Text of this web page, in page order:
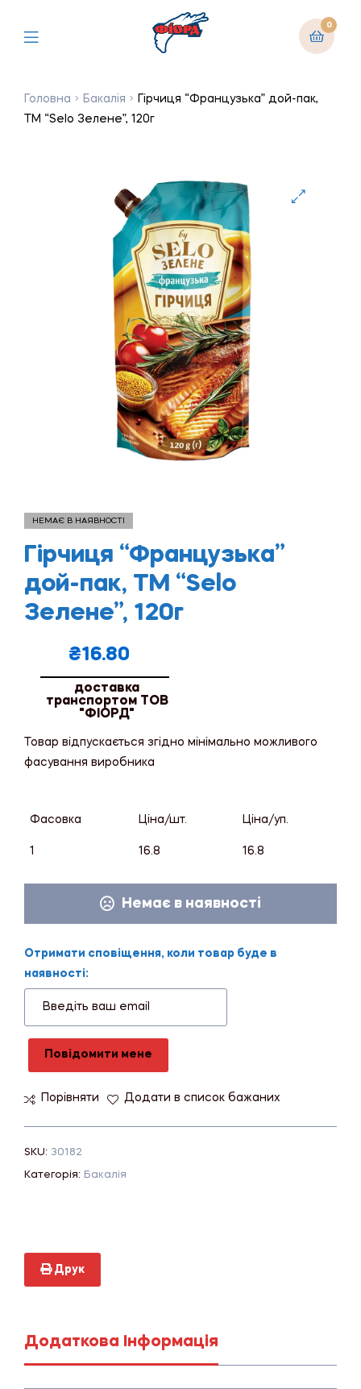
0
Головна Бакалія
Гірчиця “Французька” дой-пак,
ТМ “Selo Зелене”, 120г
НЕМАЄ В НАЯВНОСТІ
Гірчиця “Французька”
дой-пак, ТМ “Selo
Зелене”, 120г
₴16.80
доставка
транспортом ТОВ
"ФІОРД"
Товар відпускається згідно мінімально можливого
фасування виробника
Фасовка Ціна/шт. Ціна/уп.
1 16.8 16.8
Немає в наявності
Отримати сповіщення, коли товар буде в
наявності:
Повідомити мене
Порівняти Додати в список бажаних
SKU: 30182
Категорія: Бакалія
Друк
Додаткова Інформація